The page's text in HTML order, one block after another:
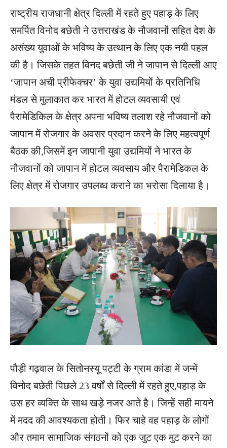
राष्ट्रीय राजधानी क्षेत्र दिल्ली में रहते हुए पहाड़ के लिए
समर्पित विनोद बछेती ने उत्तराखंड के नौजवानों सहित देश के
असंख्य युवाओं के भविष्य के उत्थान के लिए एक नयी पहल
की है। जिसके तहत विनद बछेती जी ने जापान से दिल्ली आए
‘जापान अची प्रीफेक्चर’ के युवा उद्यमियों के प्रतिनिधि
मंडल से मुलाकात कर भारत में होटल व्यवसायी एवं
पैरामेडिकिल के क्षेत्र अपना भविष्य तलाश रहे नौजवानों को
जापान में रोजगार के अवसर प्रदान करने के लिए महत्वपूर्ण
बैठक की,जिसमें इन जापानी युवा उद्यमियों ने भारत के
नौजवानों को जापान में होटल व्यवसाय और पैरामेडिकल के
लिए क्षेत्र में रोजगार उपलब्ध कराने का भरोसा दिलाया है।
पौड़ी गढ़वाल के सितोनस्यू पट्टी के ग्राम कांडा में जन्में
विनोद बछेती पिछले 23 वर्षों से दिल्ली में रहते हुए,पहाड़ के
उस हर व्यक्ति के साथ खड़े नजर आते है। जिन्हें सही मायने
में मदद की आवश्यकता होती। फिर चाहे वह पहाड़ के लोगों
और तमाम सामाजिक संगठनों को एक जुट एक मुट करने का